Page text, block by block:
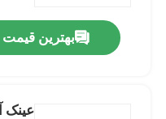
بهترین قیمت